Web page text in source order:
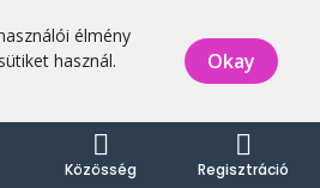
élmény
használ.
Okay
Közösség Regisztráció